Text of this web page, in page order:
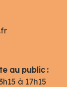
au public :
à 17h15